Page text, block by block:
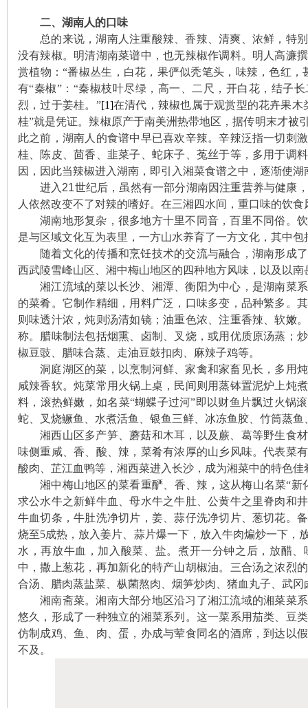
二、湖南人的口味
总的来说，湖南人注重酸辣、香辣、清爽、浓鲜，特
没有辣椒。明清湖南菜谱中，也无辣椒作调料。明人高濂
赏植物：“番椒丛生，白花，果俨似秃笔头，味辣，色红
有“秦椒”：“秦椒枝叶尽绿，高一、二尺，开白花，结子
烈，过于姜桂。”[1]在清代，辣椒也属于观赏型的花卉果
桂”就是凭证。辣椒原产于南美洲热带地区，据传明末才被
此之前，湖南人的食谱中早已喜欢辛辣。辛辣泛指一切刺
桂、陈皮、茴香、韭菜子、蛇床子、菟丝于等，多用于调
因，因此当辣椒进入湖南，即引入湘菜食谱之中，逐渐使
进入 21世纪后，虽然有一部分湖南因注重营养与健康
人依然改变不了对辣的嗜好。在三湘四水间，重口味的饮
湖南地形复杂，很多地方十里不同音，百里不同俗。
是与区域文化互为表里，一方山水养育了一方文化，其中包
随着文化的传播和烹饪技术的交流与融合，湖南形成
西武陵雪峰山区、湘中梅山地区的四种地方风味，以及以
湘江流域的菜以长沙、湘潭、衡阳为中心，是湖南菜
的菜肴。它制作精细，用料广泛，口味多变，品种繁多。
则味透汁浓，炖则汤清如镜；油重色浓、注重香辣、软嫩
称。腊味制法包括烟熏、卤制、叉烧，或用优质原汤蒸；
椒豆豉、腊味合蒸、走油豆鼓扣肉、麻辣子鸡等。
洞庭湖区的菜，以烹制河鲜、家禽和家畜见长，多用
咸辣香软。炖菜常用火锅上桌，民间则用蒸钵置泥炉上炖
料，滚热鲜嫩，如名菜“蝴蝶子过河”即以财鱼片飘过火锅
蛇 、叉烧鳜鱼、水煮活鱼、 银鱼三鲜、冰冻鱼胶、竹筒蒸鱼
湘西山区多产笋、 蘑菇和木耳，以及蕨、葛等野生食
味侧重咸、香、酸、辣，菜肴有浓厚的山乡风味。代表菜
酸肉、芷江血鸭等，湘西菜进入长沙，成为湘菜中的特色佳
湘中梅山地区的菜看重酽、香、辣，这从梅山名菜“新
求公水牛之新鲜牛血、母水牛之牛肚、公黄牛之里脊肉和
牛血切条，牛肚洗净切片，姜、蒜仔洗净切片、葱切花。
烧至5成热，放入姜片、蒜片爆一下，放入牛肉煸炒一下，
水，再放牛血，加入 酸菜、 盐。煮开一分钟之后，放醋
中，撒上葱花，再加新化的特产山胡椒油。 三合汤之浓烈
合汤、腊肉蒸盐菜、 枞菌熬肉、烟笋炒肉、猪血丸子、武
湘南斋菜。湘南大部分地区沿习了湘江流域的湘菜菜
悠久，形成了一种独立的湘菜系列。这一菜系用茄类、豆
仿制成鸡、鱼、肉、蛋，办成与荤食同名的酒席，到达以
不及。